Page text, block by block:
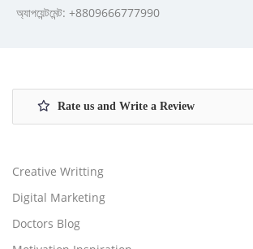
অ্যাপয়েন্টমেন্ট: +8809666777990
Rate us and Write a Review
Creative Writting
Digital Marketing
Doctors Blog